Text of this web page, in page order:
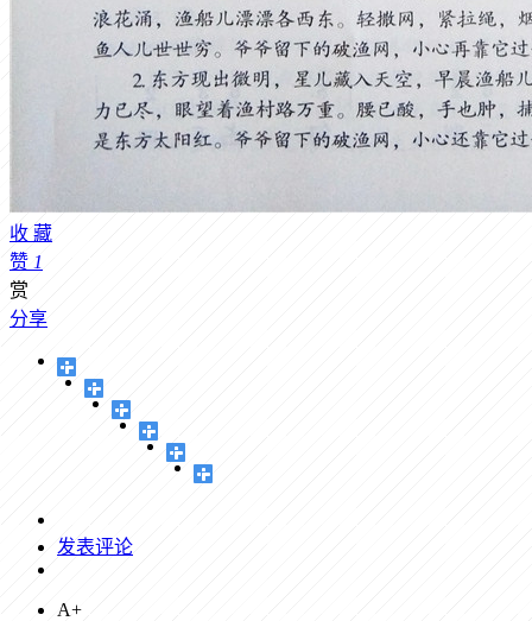
收 藏
赞 1
赏
分享
发表评论
A+